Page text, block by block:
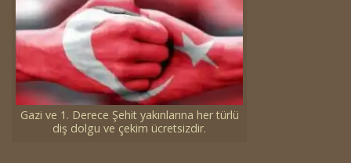
Gazi ve 1. Derece Şehit yakınlarına her türlü
diş dolgu ve çekim ücretsizdir.